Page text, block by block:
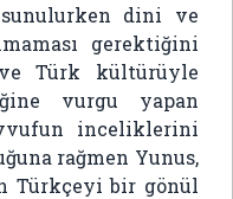
dini ve
gerektiğini
Türk kültürüyle
vurgu yapan
inceliklerini
rağmen Yunus,
Türkçeyi bir gönül